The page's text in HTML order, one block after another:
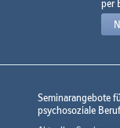
per
Seminarangebote
psychosoziale